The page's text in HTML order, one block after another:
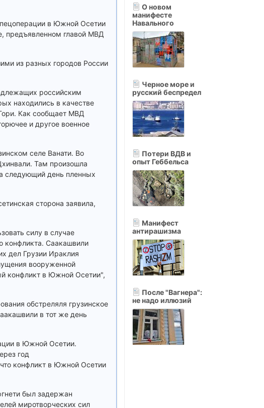
в Южной Осетии
предъявленном главой МВД
из разных городов России
российским
находились в качестве
Как сообщает МВД
и другое военное
селе Ванати. Во
Там произошла
следующий день пленных
сторона заявила,
силу в случае
конфликта. Саакашвили
дел Грузии Ираклия
вооруженной
конфликт в Южной Осетии",
обстреляля грузинское
в тот же день
в Южной Осетии.
год
конфликт в Южной Осетии
был задержан
миротворческих сил
О новом
манифесте
Навального
Черное море и
русский беспредел
Потери ВДВ и
опыт Геббельса
Манифест
антирашизма
После "Вагнера":
не надо иллюзий